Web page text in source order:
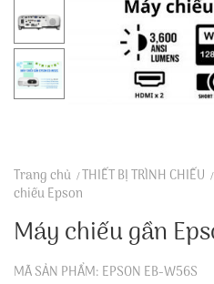
Trang chủ THIẾT BỊ TRÌNH CHIẾU
chiếu Epson
Máy chiếu gần
MÃ SẢN PHẨM: EPSON EB-W56S